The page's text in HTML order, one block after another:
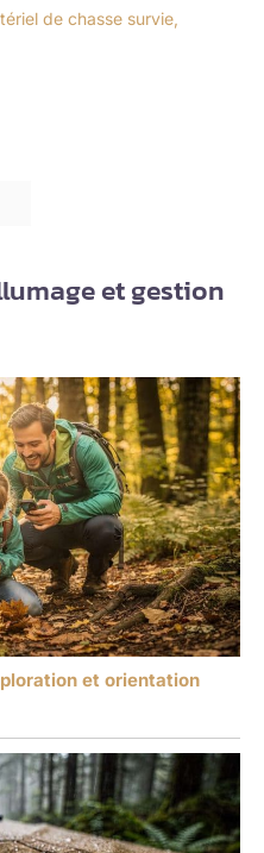
de chasse survie,
et gestion
et orientation